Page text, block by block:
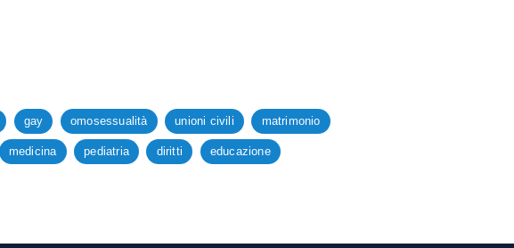
gay omosessualità unioni civili matrimonio
medicina pediatria diritti educazione